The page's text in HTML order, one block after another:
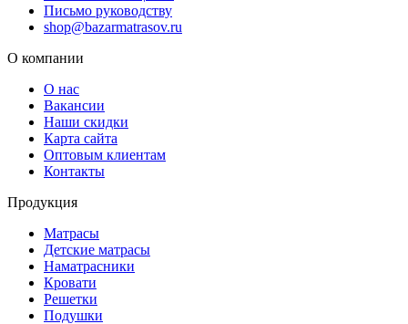
Письмо руководству
shop@bazarmatrasov.ru
О компании
О нас
Вакансии
Наши скидки
Карта сайта
Оптовым клиентам
Контакты
Продукция
Матрасы
Детские матрасы
Наматрасники
Кровати
Решетки
Подушки